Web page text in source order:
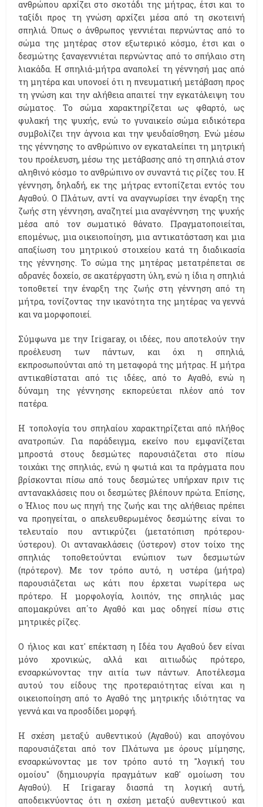
ανθρώπου αρχίζει στο σκοτάδι της μήτρας, έτσι και το
ταξίδι προς τη γνώση αρχίζει μέσα από τη σκοτεινή
σπηλιά. Όπως ο άνθρωπος γεννιέται περνώντας από το
σώμα της μητέρας στον εξωτερικό κόσμο, έτσι και ο
δεσμώτης ξαναγεννιέται περνώντας από το σπήλαιο στη
λιακάδα. Η σπηλιά-μήτρα αναπολεί τη γέννησή μας από
τη μητέρα και υπονοεί ότι η πνευματική μετάβαση προς
τη γνώση και την αλήθεια απαιτεί την εγκατάλειψη του
σώματος. Το σώμα χαρακτηρίζεται ως φθαρτό, ως
φυλακή της ψυχής, ενώ το γυναικείο σώμα ειδικότερα
συμβολίζει την άγνοια και την ψευδαίσθηση. Ενώ μέσω
της γέννησης το ανθρώπινο ον εγκαταλείπει τη μητρική
του προέλευση, μέσω της μετάβασης από τη σπηλιά στον
αληθινό κόσμο το ανθρώπινο ον συναντά τις ρίζες του. Η
γέννηση, δηλαδή, εκ της μήτρας εντοπίζεται εντός του
Αγαθού. Ο Πλάτων, αντί να αναγνωρίσει την έναρξη της
ζωής στη γέννηση, αναζητεί μια αναγέννηση της ψυχής
μέσα από τον σωματικό θάνατο. Πραγματοποιείται,
επομένως, μια οικειοποίηση, μια αντικατάσταση και μια
απαξίωση του μητρικού στοιχείου κατά τη διαδικασία
της γέννησης. Το σώμα της μητέρας μετατρέπεται σε
αδρανές δοχείο, σε ακατέργαστη ύλη, ενώ η ίδια η σπηλιά
τοποθετεί την έναρξη της ζωής στη γέννηση από τη
μήτρα, τονίζοντας την ικανότητα της μητέρας να γεννά
και να μορφοποιεί.
Σύμφωνα με την Ιrigaray, οι ιδέες, που αποτελούν την
προέλευση των πάντων, και όχι η σπηλιά,
εκπροσωπούνται από τη μεταφορά της μήτρας. Η μήτρα
αντικαθίσταται από τις ιδέες, από το Αγαθό, ενώ η
δύναμη της γέννησης εκπορεύεται πλέον από τον
πατέρα.
Η τοπολογία του σπηλαίου χαρακτηρίζεται από πλήθος
ανατροπών. Για παράδειγμα, εκείνο που εμφανίζεται
μπροστά στους δεσμώτες παρουσιάζεται στο πίσω
τοιχάκι της σπηλιάς, ενώ η φωτιά και τα πράγματα που
βρίσκονται πίσω από τους δεσμώτες υπήρχαν πριν τις
αντανακλάσεις που οι δεσμώτες βλέπουν πρώτα. Επίσης,
ο Ήλιος που ως πηγή της ζωής και της αλήθειας πρέπει
να προηγείται, ο απελευθερωμένος δεσμώτης είναι το
τελευταίο που αντικρύζει (μετατόπιση πρότερου-
ύστερου). Οι αντανακλάσεις (ύστερον) στον τοίχο της
σπηλιάς τοποθετούνται ενώπιον των δεσμωτών
(πρότερον). Με τον τρόπο αυτό, η υστέρα (μήτρα)
παρουσιάζεται ως κάτι που έρχεται νωρίτερα ως
πρότερο. Η μορφολογία, λοιπόν, της σπηλιάς μας
απομακρύνει απ΄το Αγαθό και μας οδηγεί πίσω στις
μητρικές ρίζες.
Ο ήλιος και κατ' επέκταση η Ιδέα του Αγαθού δεν είναι
μόνο χρονικώς, αλλά και αιτιωδώς πρότερο,
ενσαρκώνοντας την αιτία των πάντων. Αποτέλεσμα
αυτού του είδους της προτεραιότητας είναι και η
οικειοποίηση από το Αγαθό της μητρικής ιδιότητας να
γεννά και να προσδίδει μορφή.
Η σχέση μεταξύ αυθεντικού (Αγαθού) και απογόνου
παρουσιάζεται από τον Πλάτωνα με όρους μίμησης,
ενσαρκώνοντας με τον τρόπο αυτό τη ''λογική του
ομοίου'' (δημιουργία πραγμάτων καθ' ομοίωση του
Αγαθού). H Irigaray διασπά τη λογική αυτή,
αποδεικνύοντας ότι η σχέση μεταξύ αυθεντικού και